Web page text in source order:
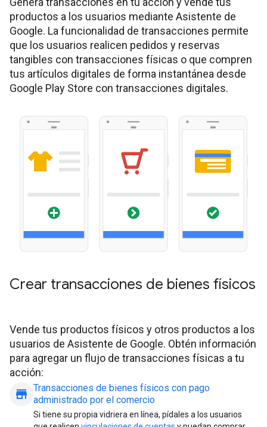
productos a los usuarios mediante Asistente de
Google. La funcionalidad de transacciones permite
que los usuarios realicen pedidos y reservas
tangibles con transacciones físicas o que compren
tus artículos digitales de forma instantánea desde
Google Play Store con transacciones digitales.
Crear transacciones de bienes físicos
Vende tus productos físicos y otros productos a los
usuarios de Asistente de Google. Obtén información
para agregar un flujo de transacciones físicas a tu
acción:
store Transacciones de bienes físicos con pago
administrado por el comercio
Si tiene su propia vidriera en línea, pídales a los usuarios